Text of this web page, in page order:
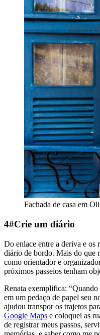
Fachada de casa em
4#Crie um diário
Do enlace entre a deriva e os
diário de bordo. Mais do que
como orientador e
próximos passeios tenham
Renata exemplifica: “Quando
em um pedaço de papel seu
ajudou transpor os trajetos
Google Maps e coloquei as
de registrar meus passos,